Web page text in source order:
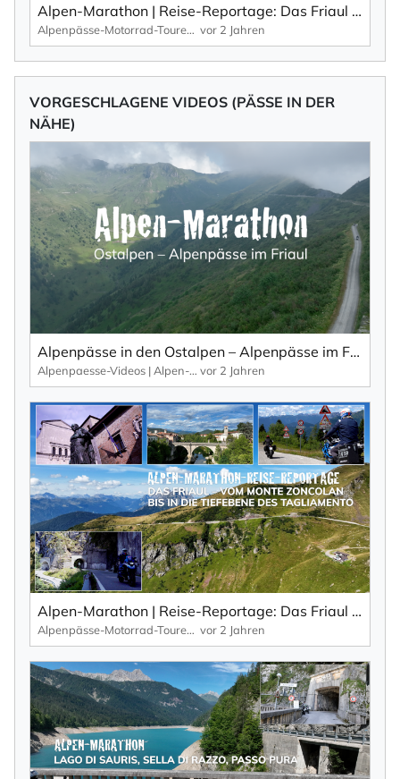
Alpen-Marathon | Reise-Reportage: Das Friaul – der schöne, wilde und wenig bekannte Osten Italiens.
Alpenpässe-Motorrad-Touren: Alpen-Marathon, die TV-Reportagen vor 2 Jahren
VORGESCHLAGENE VIDEOS (PÄSSE IN DER
NÄHE)
Alpenpässe in den Ostalpen – Alpenpässe im Friaul von oben... (Teil 1).
Alpenpaesse-Videos | Alpen-Marathon vor 2 Jahren
Alpen-Marathon | Reise-Reportage: Das Friaul – der schöne, wilde und wenig bekannte Osten Italiens.
Alpenpässe-Motorrad-Touren: Alpen-Marathon, die TV-Reportagen vor 2 Jahren